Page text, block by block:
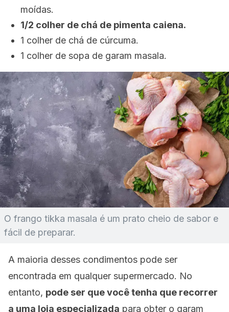
moídas.
1/2 colher de chá de pimenta caiena.
1 colher de chá de cúrcuma.
1 colher de sopa de garam masala.
O frango tikka masala é um prato cheio de sabor e
fácil de preparar.
A maioria desses condimentos pode ser
encontrada em qualquer supermercado. No
entanto, pode ser que você tenha que recorrer
a uma loja especializada para obter o garam